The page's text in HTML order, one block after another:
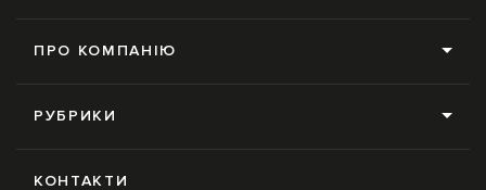
ПРО КОМПАНІЮ
Контакти
РУБРИКИ
КОНТАКТИ